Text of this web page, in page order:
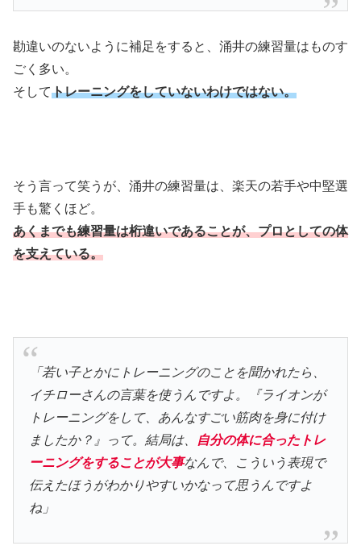
勘違いのないように補足をすると、涌井の練習量はものす
ごく多い。
そしてトレーニングをしていないわけではない。
そう言って笑うが、涌井の練習量は、楽天の若手や中堅選
手も驚くほど。
あくまでも練習量は桁違いであることが、プロとしての体
を支えている。
「若い子とかにトレーニングのことを聞かれたら、
イチローさんの言葉を使うんですよ。『ライオンが
トレーニングをして、あんなすごい筋肉を身に付け
ましたか？』って。結局は、
自分の体に合ったトレ
ーニングをすることが大事なんで、こういう表現で
伝えたほうがわかりやすいかなって思うんですよ
ね」